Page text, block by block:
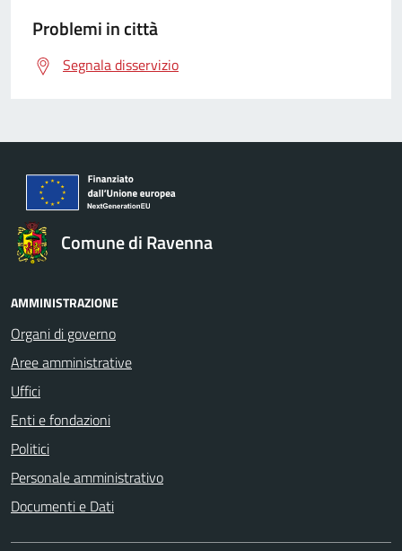
Problemi in città
Segnala disservizio
Comune di Ravenna
AMMINISTRAZIONE
Organi di governo
Aree amministrative
Uffici
Enti e fondazioni
Politici
Personale amministrativo
Documenti e Dati